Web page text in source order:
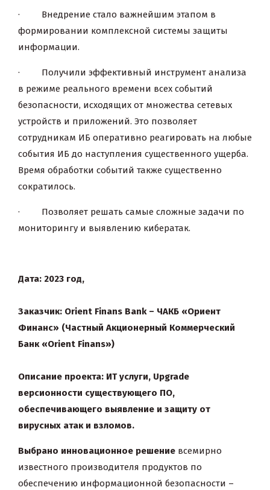
· Внедрение стало важнейшим этапом в
формировании комплексной системы защиты
информации.
· Получили эффективный инструмент анализа
в режиме реального времени всех событий
безопасности, исходящих от множества сетевых
устройств и приложений. Это позволяет
сотрудникам ИБ оперативно реагировать на любые
события ИБ до наступления существенного ущерба.
Время обработки событий также существенно
сократилось.
· Позволяет решать самые сложные задачи по
мониторингу и выявлению кибератак.
Дата: 2023 год,
Заказчик: Orient Finans Bank – ЧАКБ «Ориент
Финанс» (Частный Акционерный Коммерческий
Банк «Orient Finans»)
Описание проекта: ИТ услуги, Upgrade
версионности существующего ПО,
обеспечивающего выявление и защиту от
вирусных атак и взломов.
Выбрано инновационное решение всемирно
известного производителя продуктов по
обеспечению информационной безопасности –